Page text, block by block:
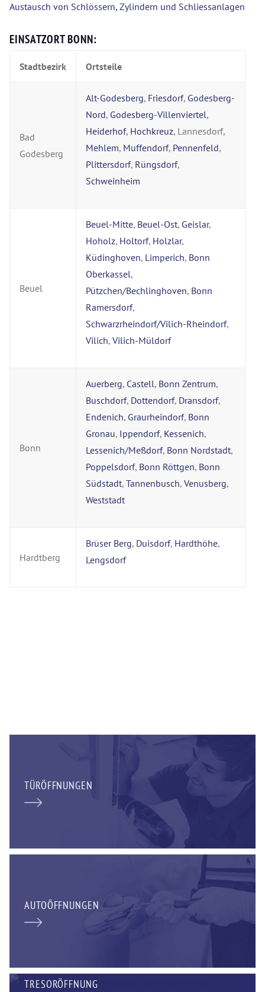
Austausch von Schlössern, Zylindern und Schliessanlagen
EINSATZORT BONN:
Stadtbezirk Ortsteile
Bad
Godesberg
Alt-Godesberg, Friesdorf, Godesberg-
Nord, Godesberg-Villenviertel,
Heiderhof, Hochkreuz, Lannesdorf,
Mehlem, Muffendorf, Pennenfeld,
Plittersdorf, Rüngsdorf,
Schweinheim
Beuel
Beuel-Mitte, Beuel-Ost, Geislar,
Hoholz, Holtorf, Holzlar,
Küdinghoven, Limperich, Bonn
Oberkassel,
Pützchen/Bechlinghoven, Bonn
Ramersdorf,
Schwarzrheindorf/Vilich-Rheindorf,
Vilich, Vilich-Müldorf
Bonn
Auerberg, Castell, Bonn Zentrum,
Buschdorf, Dottendorf, Dransdorf,
Endenich, Graurheindorf, Bonn
Gronau, Ippendorf, Kessenich,
Lessenich/Meßdorf, Bonn Nordstadt,
Poppelsdorf, Bonn Röttgen, Bonn
Südstadt, Tannenbusch, Venusberg,
Weststadt
Hardtberg
Brüser Berg, Duisdorf, Hardthöhe,
Lengsdorf
TÜRÖFFNUNGEN
AUTOÖFFNUNGEN
TRESORÖFFNUNG